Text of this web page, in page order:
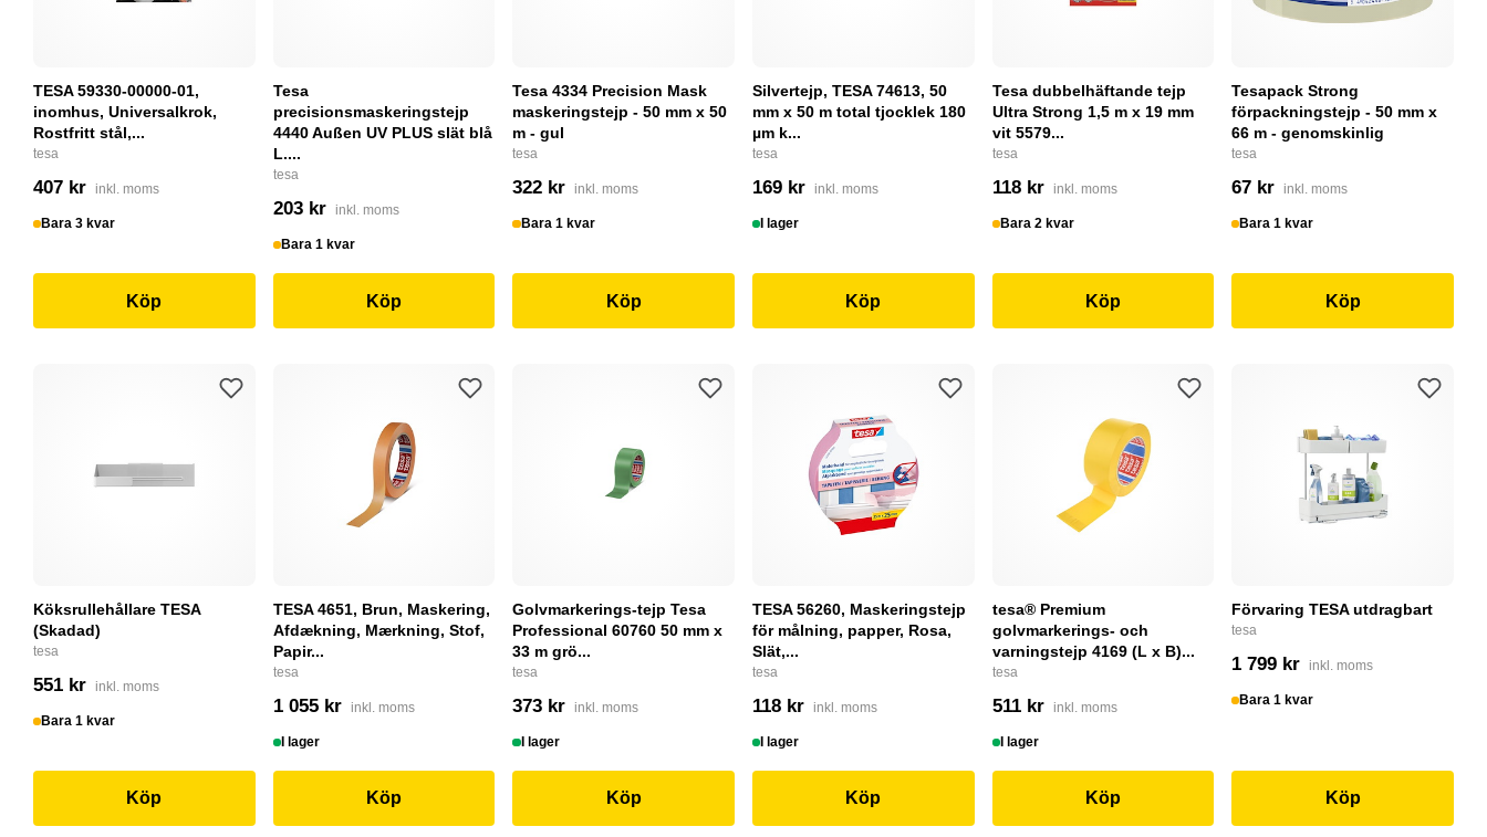
TESA 59330-00000-01,
inomhus, Universalkrok,
Rostfritt stål,...
tesa
407 kr inkl. moms
Bara 3 kvar
Köp
Tesa
precisionsmaskeringstejp
4440 Außen UV PLUS slät blå
L....
tesa
203 kr inkl. moms
Bara 1 kvar
Köp
Tesa 4334 Precision Mask
maskeringstejp - 50 mm x 50
m - gul
tesa
322 kr inkl. moms
Bara 1 kvar
Köp
Silvertejp, TESA 74613, 50
mm x 50 m total tjocklek 180
µm k...
tesa
169 kr inkl. moms
I lager
Köp
Tesa dubbelhäftande tejp
Ultra Strong 1,5 m x 19 mm
vit 5579...
tesa
118 kr inkl. moms
Bara 2 kvar
Köp
Tesapack Strong
förpackningstejp - 50 mm x
66 m - genomskinlig
tesa
67 kr inkl. moms
Bara 1 kvar
Köp
Köksrullehållare TESA
(Skadad)
tesa
551 kr inkl. moms
Bara 1 kvar
Köp
TESA 4651, Brun, Maskering,
Afdækning, Mærkning, Stof,
Papir...
tesa
1 055 kr inkl. moms
I lager
Köp
Golvmarkerings-tejp Tesa
Professional 60760 50 mm x
33 m grö...
tesa
373 kr inkl. moms
I lager
Köp
TESA 56260, Maskeringstejp
för målning, papper, Rosa,
Slät,...
tesa
118 kr inkl. moms
I lager
Köp
tesa® Premium
golvmarkerings- och
varningstejp 4169 (L x B)...
tesa
511 kr inkl. moms
I lager
Köp
Förvaring TESA utdragbart
tesa
1 799 kr inkl. moms
Bara 1 kvar
Köp